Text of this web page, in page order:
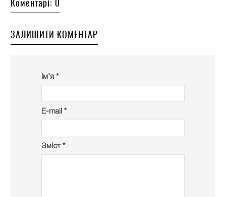
Коментарі: 0
ЗАЛИШИТИ КОМЕНТАР
Ім’я *
E-mail *
Зміст *